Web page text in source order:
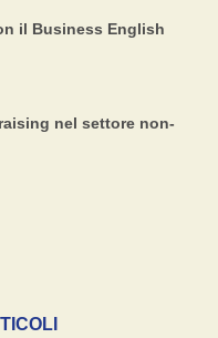
il Business English
nel settore non-